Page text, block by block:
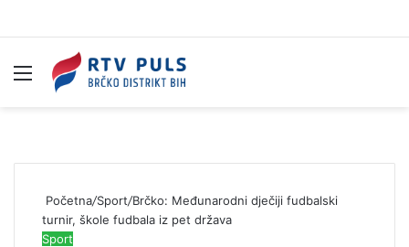
Izbornik
Početna/Sport/Brčko: Međunarodni dječiji fudbalski
turnir, škole fudbala iz pet država
Sport